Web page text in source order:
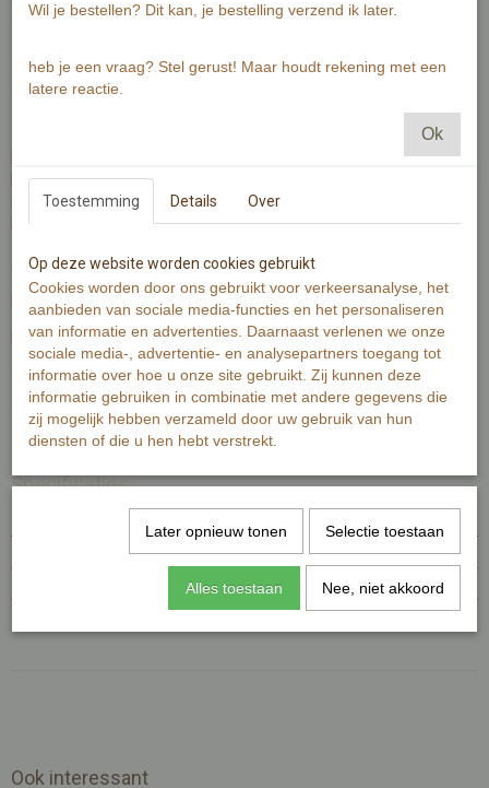
Bedank de juf met een warm
(voeten)bad.
Heerlijke badzout voor een ontspannen moment. De geurende
badzout met gedroogde bloemen is mooi verpakt in een
reageerbuis met bijbehorende kaart en illustraties.
Het badzout is te gebruiken in een warm bad of voetenbad en geeft
geven.
Bedank jij de juf met een warm bad?
De verpakking past door de brievenbus!
Let op: op de foto's is het product afgebeeld met de tekst 'een
momentje voor jou'.
Specificaties
47,00 g
13,80 x 7 x 2,10 cm
Ook interessant
Wil je bestellen? Dit kan, je bestelling verzend ik later.
heb je een vraag? Stel gerust! Maar houdt rekening met een
latere reactie.
Ok
Toestemming Details Over
Op deze website worden cookies gebruikt
Cookies worden door ons gebruikt voor verkeersanalyse, het
aanbieden van sociale media-functies en het personaliseren
van informatie en advertenties. Daarnaast verlenen we onze
sociale media-, advertentie- en analysepartners toegang tot
informatie over hoe u onze site gebruikt. Zij kunnen deze
informatie gebruiken in combinatie met andere gegevens die
zij mogelijk hebben verzameld door uw gebruik van hun
diensten of die u hen hebt verstrekt.
Later opnieuw tonen Selectie toestaan
Alles toestaan Nee, niet akkoord